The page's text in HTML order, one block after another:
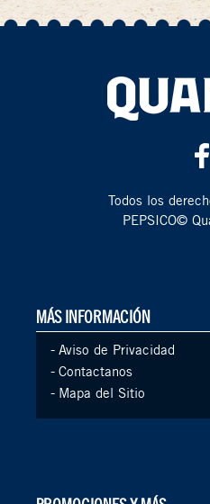
Todos los
PEPSICO©
MÁS INFORMACIÓN
- Aviso de Privacidad
- Contactanos
- Mapa del Sitio